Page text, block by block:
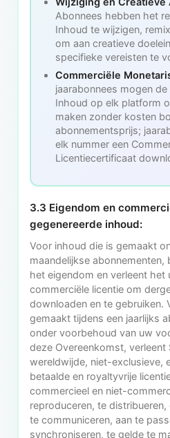
Abonnees hebben het
Inhoud te wijzigen,
om aan creatieve
specifieke vereisten te
Commerciële
jaarabonnees mogen
Inhoud op elk platform
maken zonder kosten
abonnementsprijs;
elk nummer een
Licentiecertificaat
3.3 Eigendom en
gegenereerde inhoud:
Voor inhoud die is gemaakt
maandelijkse abonnementen,
het eigendom en verleent het
commerciële licentie om
downloaden en te gebruiken.
gemaakt tijdens een jaarlijks
onder voorbehoud van uw
deze Overeenkomst, verleent
wereldwijde, niet-exclusieve,
betaalde en royaltyvrije
commercieel en niet-
reproduceren, te
te communiceren, aan te
synchroniseren, te gelde te